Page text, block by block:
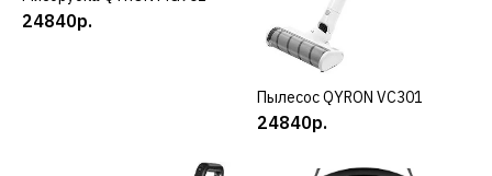
Гриль QYRON GE901
24840р.
24840р.
КУПИТЬ
Пылесос QYRON VC301
24840р.